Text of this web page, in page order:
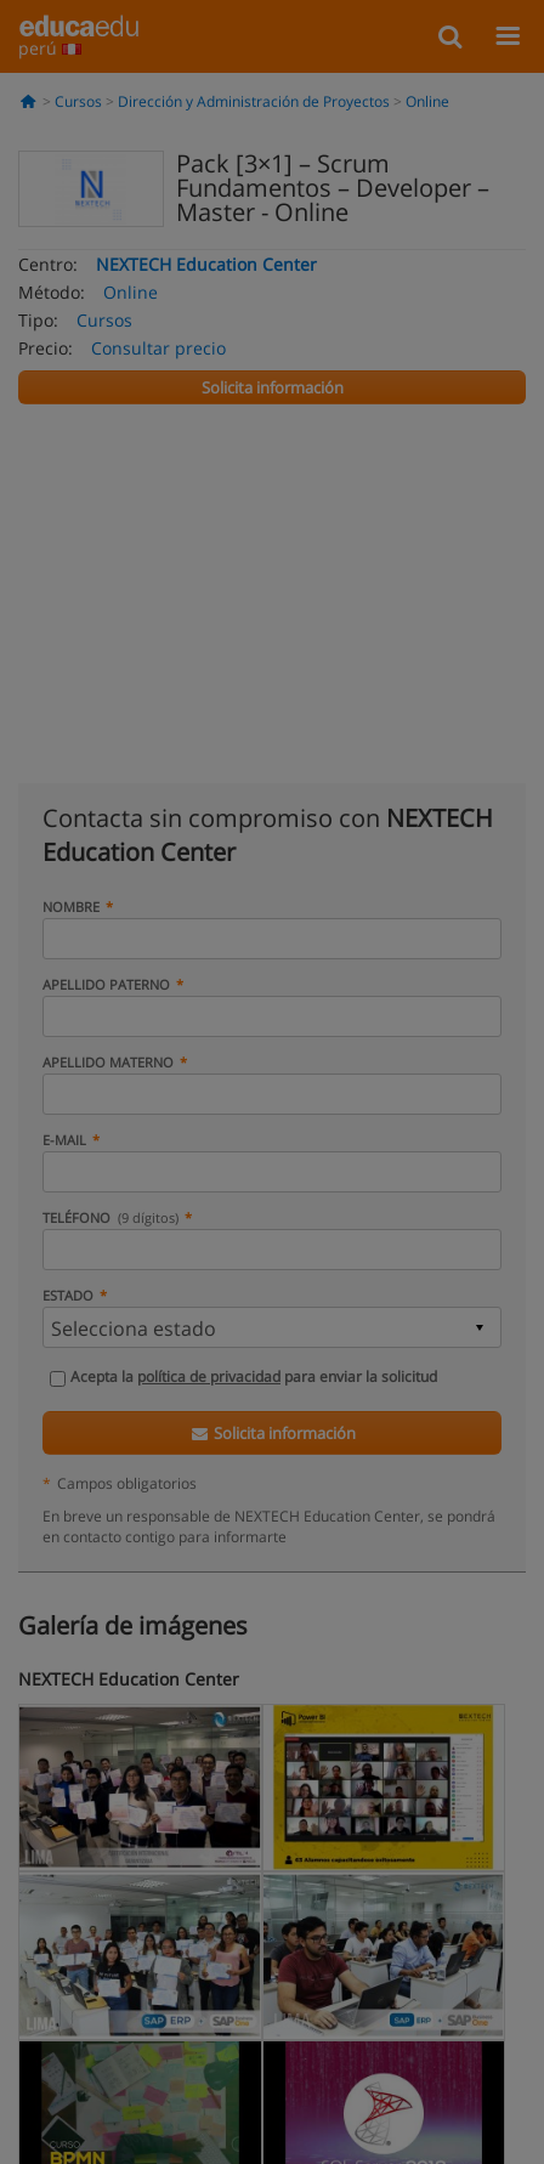
perú
Cursos Dirección y Administración de Proyectos Online
Pack [3×1] – Scrum
Fundamentos – Developer –
Master - Online
Centro:
NEXTECH Education Center
Método:
Online
Tipo:
Cursos
Precio:
Consultar precio
Solicita información
Contacta sin compromiso con NEXTECH
Education Center
NOMBRE
APELLIDO PATERNO
APELLIDO MATERNO
E-MAIL
TELÉFONO (9 dígitos)
ESTADO
Acepta la política de privacidad para enviar la solicitud
Solicita información
* Campos obligatorios
En breve un responsable de NEXTECH Education Center, se pondrá
en contacto contigo para informarte
Galería de imágenes
NEXTECH Education Center